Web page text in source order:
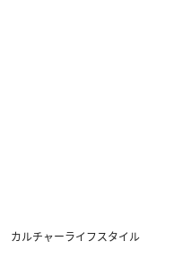
カルチャーライフスタイル